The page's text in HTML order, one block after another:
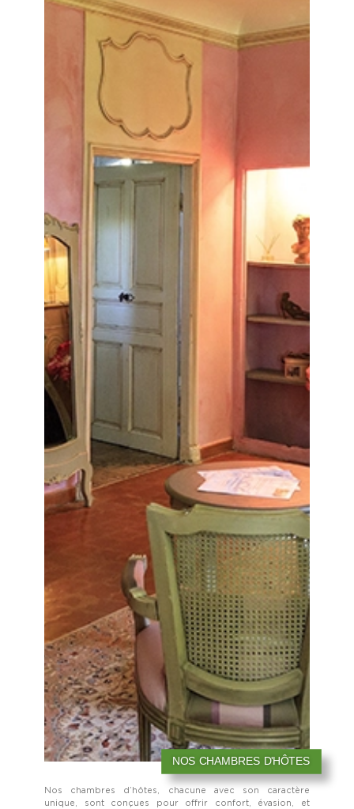
NOS CHAMBRES D'HÔTES
Nos chambres d’hôtes, chacune avec son caractère
unique, sont conçues pour offrir confort, évasion, et